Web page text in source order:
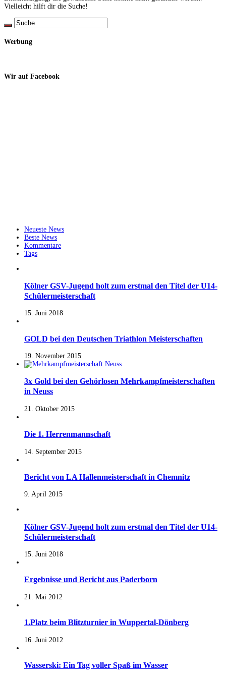
Vielleicht hilft dir die Suche!
Werbung
Wir auf Facebook
Neueste News
Beste News
Kommentare
Tags
Kölner GSV-Jugend holt zum erstmal den Titel der U14-
Schülermeisterschaft
15. Juni 2018
GOLD bei den Deutschen Triathlon Meisterschaften
19. November 2015
3x Gold bei den Gehörlosen Mehrkampfmeisterschaften
in Neuss
21. Oktober 2015
Die 1. Herrenmannschaft
14. September 2015
Bericht von LA Hallenmeisterschaft in Chemnitz
9. April 2015
Kölner GSV-Jugend holt zum erstmal den Titel der U14-
Schülermeisterschaft
15. Juni 2018
Ergebnisse und Bericht aus Paderborn
21. Mai 2012
1.Platz beim Blitzturnier in Wuppertal-Dönberg
16. Juni 2012
Wasserski: Ein Tag voller Spaß im Wasser